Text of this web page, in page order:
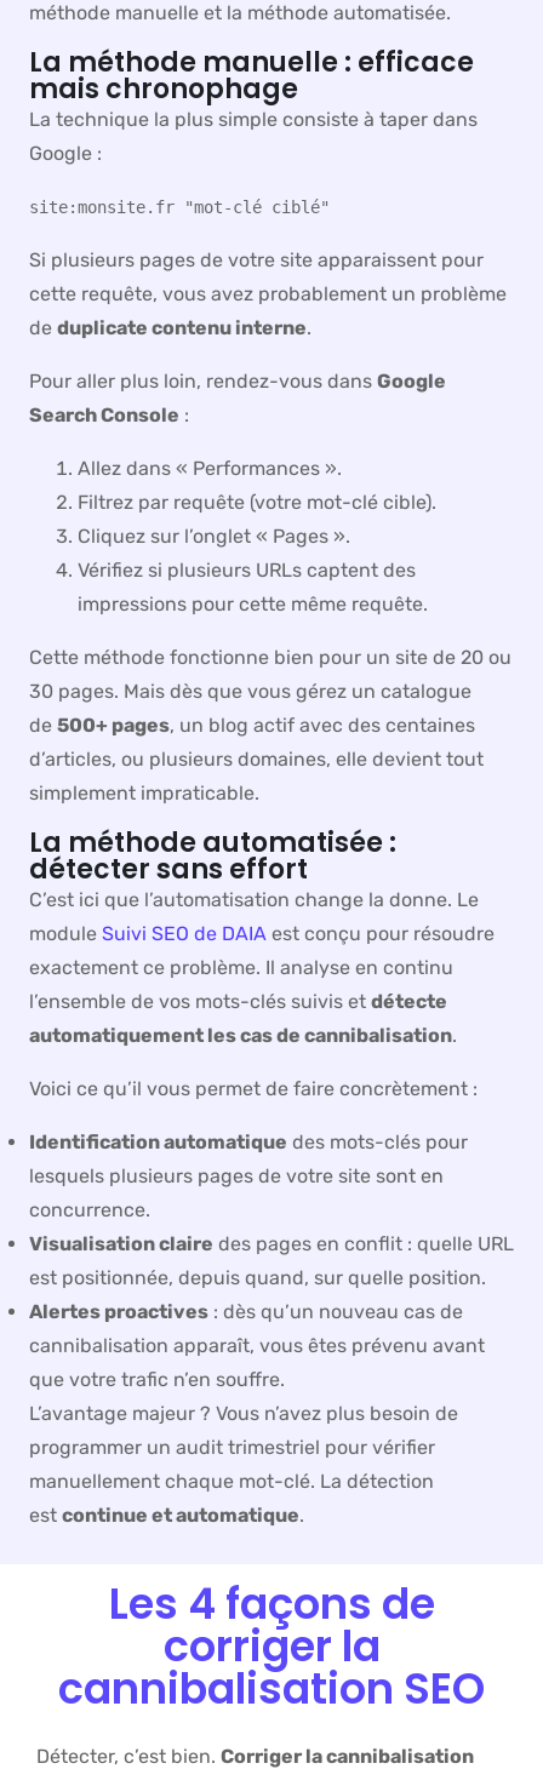
méthode manuelle et la méthode automatisée.
La méthode manuelle : efficace
mais chronophage
La technique la plus simple consiste à taper dans
Google :
site:monsite.fr "mot-clé ciblé"
Si plusieurs pages de votre site apparaissent pour
cette requête, vous avez probablement un problème
de duplicate contenu interne.
Pour aller plus loin, rendez-vous dans Google
Search Console :
Allez dans « Performances ».
Filtrez par requête (votre mot-clé cible).
Cliquez sur l’onglet « Pages ».
Vérifiez si plusieurs URLs captent des
impressions pour cette même requête.
Cette méthode fonctionne bien pour un site de 20 ou
30 pages. Mais dès que vous gérez un catalogue
de 500+ pages, un blog actif avec des centaines
d’articles, ou plusieurs domaines, elle devient tout
simplement impraticable.
La méthode automatisée :
détecter sans effort
C’est ici que l’automatisation change la donne. Le
module Suivi SEO de DAIA est conçu pour résoudre
exactement ce problème. Il analyse en continu
l’ensemble de vos mots-clés suivis et détecte
automatiquement les cas de cannibalisation.
Voici ce qu’il vous permet de faire concrètement :
Identification automatique des mots-clés pour
lesquels plusieurs pages de votre site sont en
concurrence.
Visualisation claire des pages en conflit : quelle URL
est positionnée, depuis quand, sur quelle position.
Alertes proactives : dès qu’un nouveau cas de
cannibalisation apparaît, vous êtes prévenu avant
que votre trafic n’en souffre.
L’avantage majeur ? Vous n’avez plus besoin de
programmer un audit trimestriel pour vérifier
manuellement chaque mot-clé. La détection
est continue et automatique.
Les 4 façons de
corriger la
cannibalisation SEO
Détecter, c’est bien. Corriger la cannibalisation